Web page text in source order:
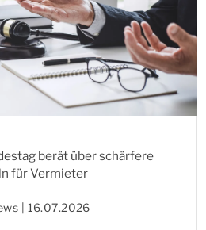
berät über schärfere
für Vermieter
| 16.07.2026